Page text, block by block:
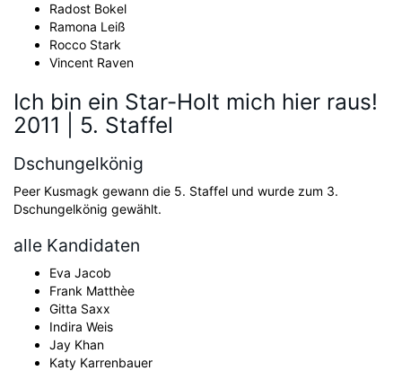
Radost Bokel
Ramona Leiß
Rocco Stark
Vincent Raven
Ich bin ein Star-Holt mich hier raus!
2011 | 5. Staffel
Dschungelkönig
Peer Kusmagk gewann die 5. Staffel und wurde zum 3.
Dschungelkönig gewählt.
alle Kandidaten
Eva Jacob
Frank Matthèe
Gitta Saxx
Indira Weis
Jay Khan
Katy Karrenbauer